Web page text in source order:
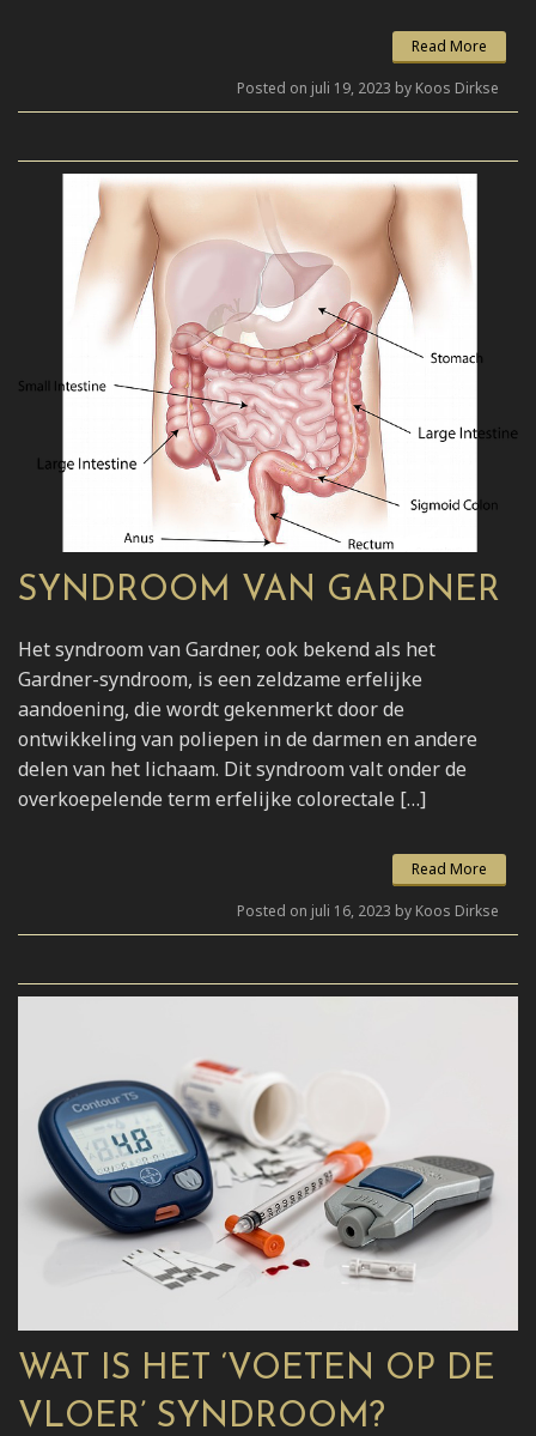
Read More
Posted on juli 19, 2023 by Koos Dirkse
SYNDROOM VAN GARDNER
Het syndroom van Gardner, ook bekend als het
Gardner-syndroom, is een zeldzame erfelijke
aandoening, die wordt gekenmerkt door de
ontwikkeling van poliepen in de darmen en andere
delen van het lichaam. Dit syndroom valt onder de
overkoepelende term erfelijke colorectale […]
Read More
Posted on juli 16, 2023 by Koos Dirkse
WAT IS HET ‘VOETEN OP DE
VLOER’ SYNDROOM?